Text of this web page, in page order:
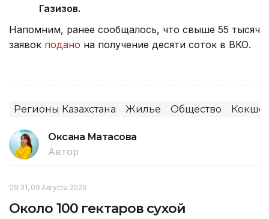
Газизов.
Напомним, ранее сообщалось, что свыше 55 тысяч
заявок подано на получение десяти соток в ВКО.
Регионы Казахстана Жилье Общество
Оксана Матасова
Автор
09:31, 09 Августа 2026
Около 100 гектаров сухой